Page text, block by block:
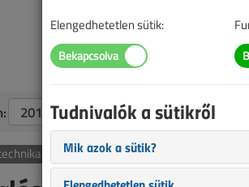
Elengedhetetlen sütik:
Tudnivalók a sütikről
Mik azok a sütik?